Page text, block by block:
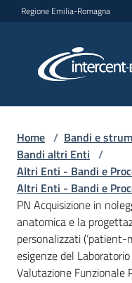
Vai al contenuto
Vai alla navigazione
Vai al footer
Regione Emilia-Romagna
per
L'Agenzia
Bandi
e
Home / Bandi e
Bandi altri Enti /
Altri Enti - Bandi e
Altri Enti - Bandi e
PN Acquisizione in
anatomica e la
personalizzati (‘patient-
esigenze del
Valutazione Funzionale